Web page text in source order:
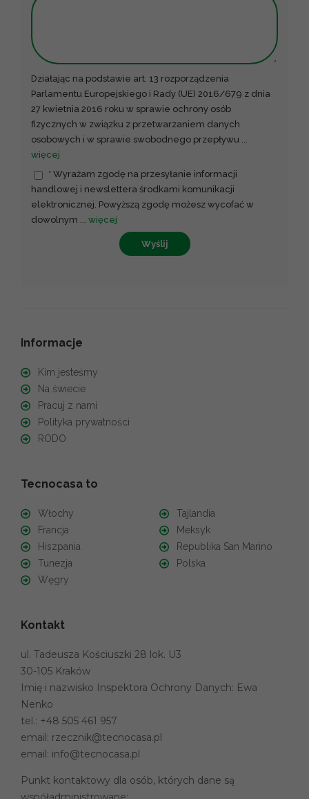
Działając na podstawie art. 13 rozporządzenia
Parlamentu Europejskiego i Rady (UE) 2016/679 z dnia
27 kwietnia 2016 roku w sprawie ochrony osób
fizycznych w związku z przetwarzaniem danych
osobowych i w sprawie swobodnego przepływu ...
więcej
* Wyrażam zgodę na przesyłanie informacji
handlowej i newslettera środkami komunikacji
elektronicznej. Powyższą zgodę możesz wycofać w
dowolnym ... więcej
Wyślij
Informacje
Kim jesteśmy
Na świecie
Pracuj z nami
Polityka prywatności
RODO
Tecnocasa to
Włochy
Francja
Hiszpania
Tunezja
Węgry
Tajlandia
Meksyk
Republika San Marino
Polska
Kontakt
ul. Tadeusza Kościuszki 28 lok. U3
30-105 Kraków
Imię i nazwisko Inspektora Ochrony Danych: Ewa
Nenko
tel.: +48 505 461 957
email: rzecznik@tecnocasa.pl
email: info@tecnocasa.pl
Punkt kontaktowy dla osób, których dane są